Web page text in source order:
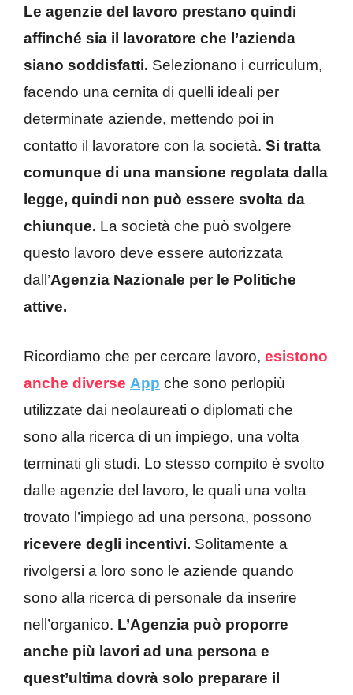
Le agenzie del lavoro prestano quindi
affinché sia il lavoratore che l’azienda
siano soddisfatti. Selezionano i curriculum,
facendo una cernita di quelli ideali per
determinate aziende, mettendo poi in
contatto il lavoratore con la società. Si tratta
comunque di una mansione regolata dalla
legge, quindi non può essere svolta da
chiunque. La società che può svolgere
questo lavoro deve essere autorizzata
dall’Agenzia Nazionale per le Politiche
attive.
Ricordiamo che per cercare lavoro, esistono
anche diverse App che sono perlopiù
utilizzate dai neolaureati o diplomati che
sono alla ricerca di un impiego, una volta
terminati gli studi. Lo stesso compito è svolto
dalle agenzie del lavoro, le quali una volta
trovato l’impiego ad una persona, possono
ricevere degli incentivi. Solitamente a
rivolgersi a loro sono le aziende quando
sono alla ricerca di personale da inserire
nell’organico. L’Agenzia può proporre
anche più lavori ad una persona e
quest’ultima dovrà solo preparare il